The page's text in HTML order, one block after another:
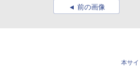
前の画像
本サ